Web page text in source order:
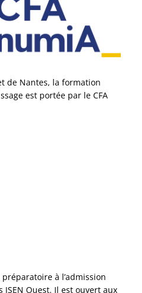
de Nantes, la formation
est portée par le CFA
à l’admission
Ouest. Il est ouvert aux